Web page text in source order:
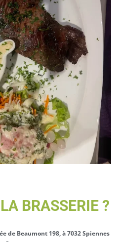
BRASSERIE ?
de Beaumont 198, à 7032 Spiennes